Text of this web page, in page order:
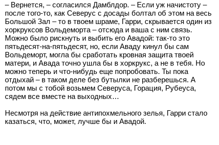
– Вернется, – согласился Дамблдор. – Если уж начистоту –
после того-то, как Северус с досады болтал об этом на весь
Большой Зал – то в твоем шраме, Гарри, скрывается один из
хоркруксов Вольдеморта – отсюда и ваша с ним связь.
Можно было рискнуть и выбить его Авадой: так-то это
пятьдесят-на-пятьдесят, но, если Аваду кинул бы сам
Вольдеморт, могла бы сработать кровная защита твоей
матери, и Авада точно ушла бы в хоркрукс, а не в тебя. Но
можно теперь и что-нибудь еще попробовать. Ты пока
отдыхай – в таком деле без бутылки не разберешься. А
потом мы с тобой возьмем Северуса, Горация, Рубеуса,
сядем все вместе на выходных…
Несмотря на действие антипохмельного зелья, Гарри стало
казаться, что, может, лучше бы и Авадой.